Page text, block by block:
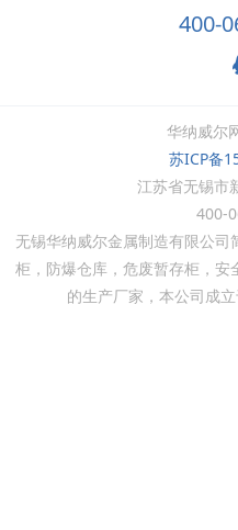
400-
华纳威尔
苏ICP备
江苏省无锡市
400-
无锡华纳威尔金属制造有限公
柜，防爆仓库，危废暂存柜，安
的生产厂家，本公司成